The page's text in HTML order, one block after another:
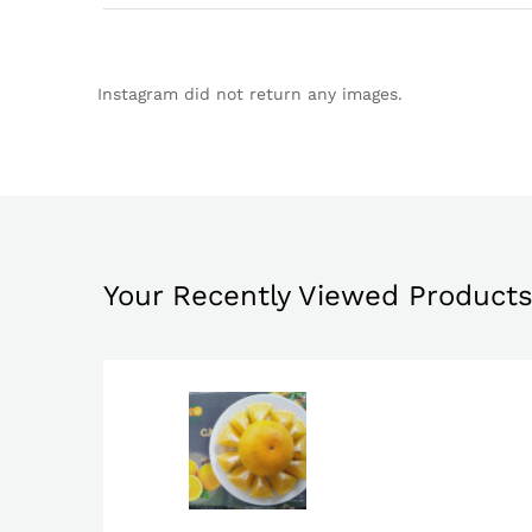
Instagram did not return any images.
Your Recently Viewed Products